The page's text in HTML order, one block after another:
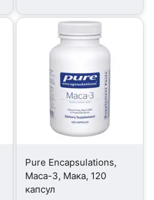
Pure Encapsulations,
Maca-3, Мака, 120
капсул